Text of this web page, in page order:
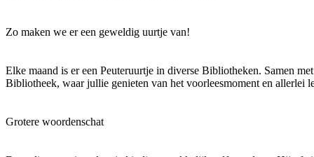
Zo maken we er een geweldig uurtje van!
Elke maand is er een Peuteruurtje in diverse Bibliotheken. Samen
Bibliotheek, waar jullie genieten van het voorleesmoment en allerlei
Grotere woordenschat